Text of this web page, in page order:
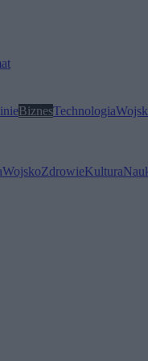
BiznesTechnologia
WojskoZdrowieKultura